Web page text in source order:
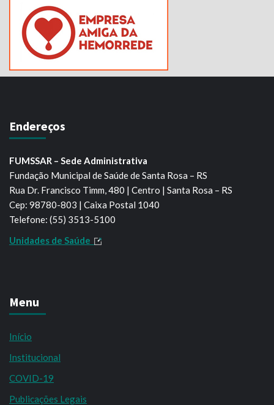
Endereços
FUMSSAR – Sede Administrativa
Fundação Municipal de Saúde de Santa Rosa – RS
Rua Dr. Francisco Timm, 480 | Centro | Santa Rosa – RS
Cep: 98780-803 | Caixa Postal 1040
Telefone: (55) 3513-5100
Unidades de Saúde
Menu
Início
Institucional
COVID-19
Publicações Legais